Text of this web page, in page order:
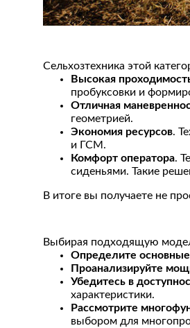
Сельхозтехника этой
Высокая
пробуксовки и
Отличная
геометрией.
Экономия ресурсов.
и ГСМ.
Комфорт оператора.
сиденьями. Такие
В итоге вы получаете не
Выбирая подходящую
Определите
Проанализируйте
Убедитесь в
характеристики.
Рассмотрите
выбором для